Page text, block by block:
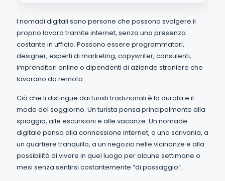
I nomadi digitali sono persone che possono svolgere il
proprio lavoro tramite internet, senza una presenza
costante in ufficio. Possono essere programmatori,
designer, esperti di marketing, copywriter, consulenti,
imprenditori online o dipendenti di aziende straniere che
lavorano da remoto.
Ciò che li distingue dai turisti tradizionali è la durata e il
modo del soggiorno. Un turista pensa principalmente alla
spiaggia, alle escursioni e alle vacanze. Un nomade
digitale pensa alla connessione internet, a una scrivania, a
un quartiere tranquillo, a un negozio nelle vicinanze e alla
possibilità di vivere in quel luogo per alcune settimane o
mesi senza sentirsi costantemente “di passaggio”.